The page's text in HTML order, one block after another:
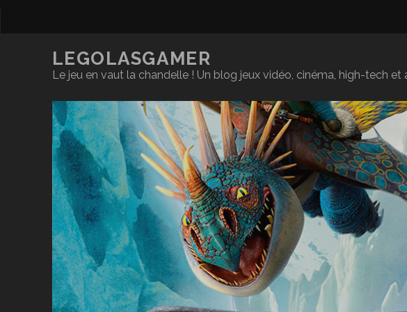
LEGOLASGAMER
Le jeu en vaut la chandelle ! Un blog jeux vidéo, cinéma, high-tech et